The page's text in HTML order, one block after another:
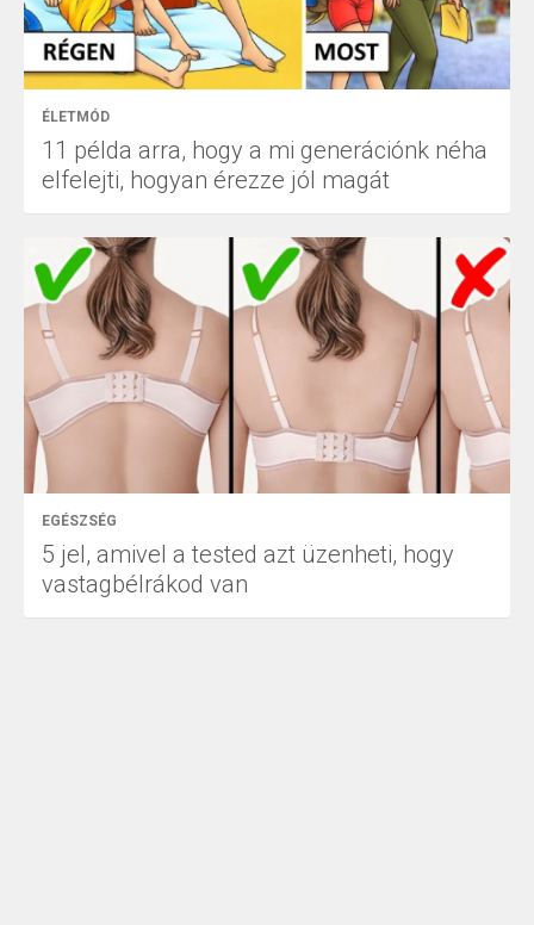
ÉLETMÓD
11 példa arra, hogy a mi generációnk néha
elfelejti, hogyan érezze jól magát
EGÉSZSÉG
5 jel, amivel a tested azt üzenheti, hogy
vastagbélrákod van